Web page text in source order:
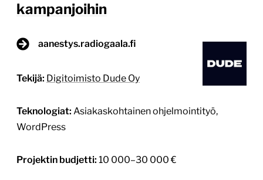
kampanjoihin
aanestys.radiogaala.fi
Tekijä: Digitoimisto Dude Oy
Teknologiat: Asiakaskohtainen ohjelmointityö,
WordPress
Projektin budjetti: 10 000–30 000 €